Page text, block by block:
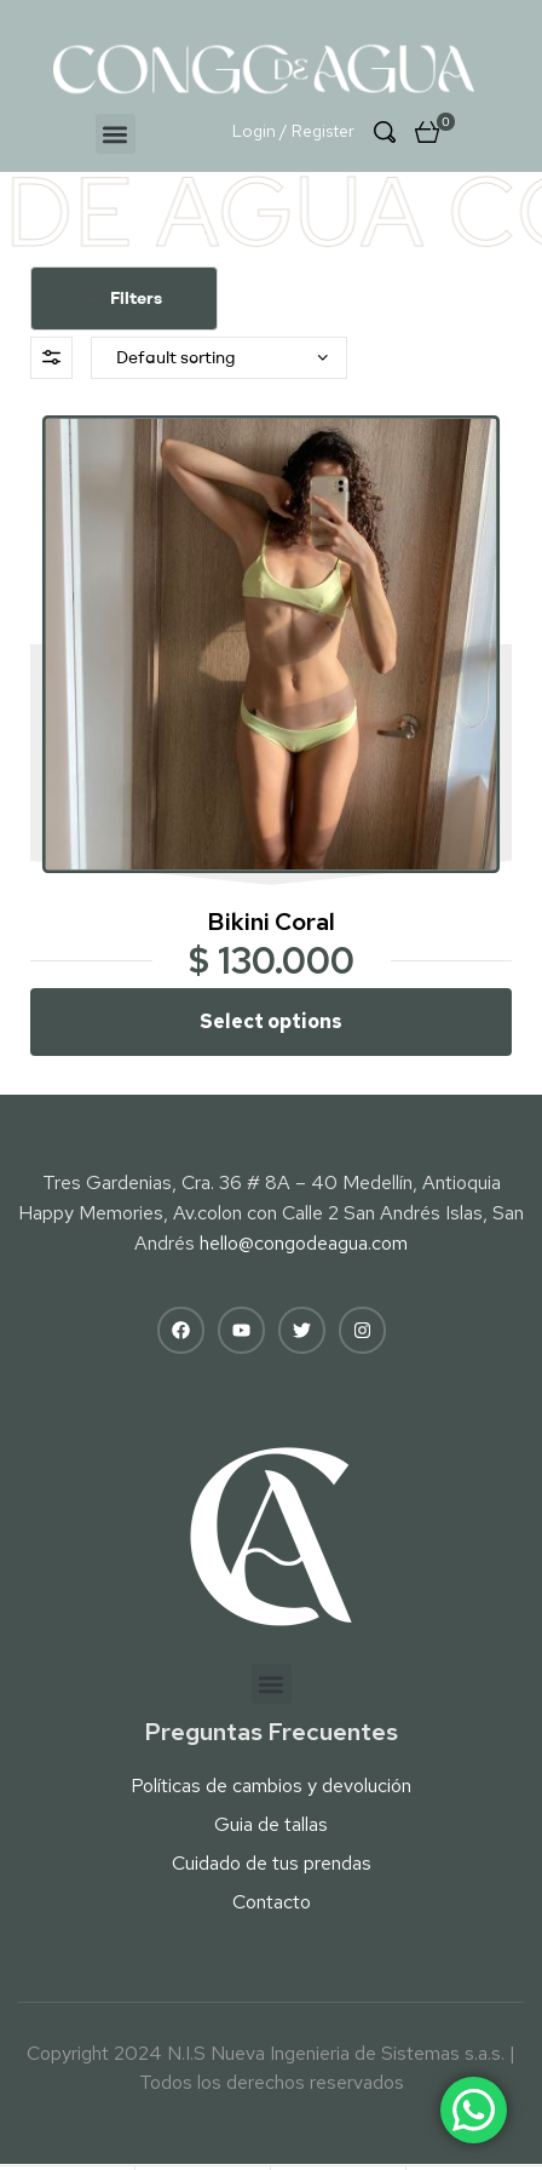
Login / Register 0
AGUA
Filters
Bikini Coral
$ 130.000
Select options
Preguntas Frecuentes
Políticas de cambios y devolución
Guia de tallas
Cuidado de tus prendas
Contacto
Tres Gardenias, Cra. 36 # 8A – 40 Medellín, Antioquia
Happy Memories, Av.colon con Calle 2 San Andrés Islas, San
Andrés hello@congodeagua.com
Copyright 2024 N.I.S Nueva Ingenieria de Sistemas s.a.s. |
Todos los derechos reservados